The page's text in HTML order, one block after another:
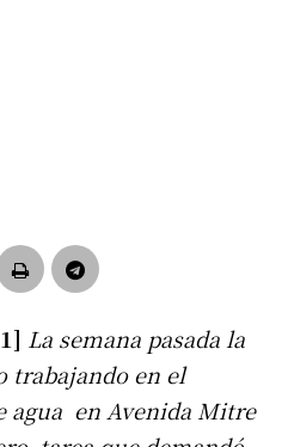
La semana pasada la
trabajando en el
agua en Avenida Mitre